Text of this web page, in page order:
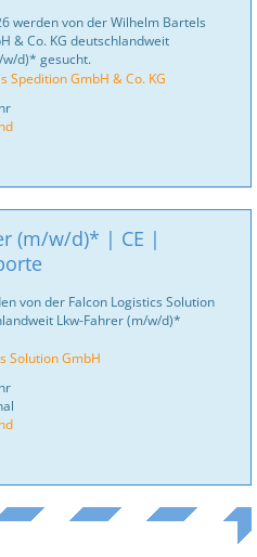
werden von der Wilhelm Bartels
& Co. KG deutschlandweit
d)* gesucht.
Spedition GmbH & Co. KG
(m/w/d)* | CE |
von der Falcon Logistics Solution
Lkw-Fahrer (m/w/d)*
Solution GmbH